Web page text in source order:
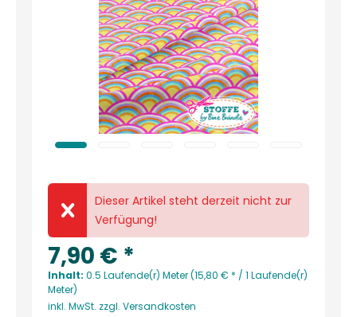
Dieser Artikel steht derzeit nicht zur
Verfügung!
7,90 € *
Inhalt: 0.5 Laufende(r) Meter (15,80 € * / 1 Laufende(r)
Meter)
inkl. MwSt. zzgl. Versandkosten